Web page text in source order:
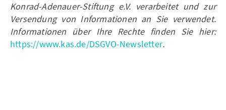
Konrad-Adenauer-Stiftung e.V. verarbeitet und zur
Versendung von Informationen an Sie verwendet.
Informationen über Ihre Rechte finden Sie hier:
https://www.kas.de/DSGVO-Newsletter.